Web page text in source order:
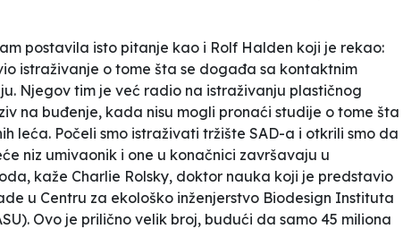
postavila isto pitanje kao i Rolf Halden koji je rekao:
istraživanje o tome šta se događa sa kontaktnim
Njegov tim je već radio na istraživanju plastičnog
na buđenje, kada nisu mogli pronaći studije o tome šta
leća. Počeli smo istraživati ​​tržište SAD-a i otkrili smo da
niz umivaonik i one u konačnici završavaju u
, kaže Charlie Rolsky, doktor nauka koji je predstavio
u Centru za ekološko inženjerstvo Biodesign Instituta
Ovo je prilično velik broj, budući da samo 45 miliona